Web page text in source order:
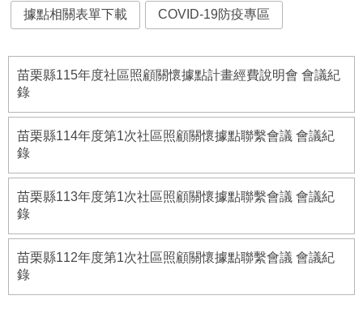
公
開
法
令
規
章
公
佈
欄
便
務
社
據點相關表單下載 COVID-19防疫專區
苗栗縣115年度社區照顧關懷據點計畫經費說明會 會議紀
錄
苗栗縣114年度第1次社區照顧關懷據點聯繫會議 會議紀
錄
苗栗縣113年度第1次社區照顧關懷據點聯繫會議 會議紀
錄
苗栗縣112年度第1次社區照顧關懷據點聯繫會議 會議紀
錄